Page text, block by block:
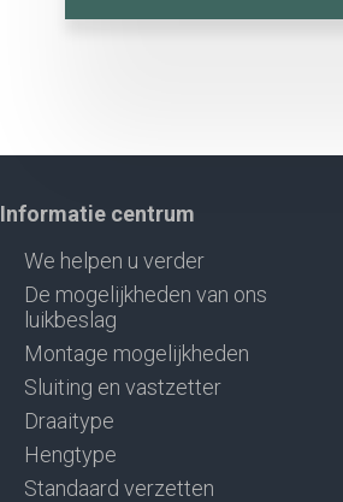
Informatie centrum
We helpen u verder
De mogelijkheden van ons
luikbeslag
Montage mogelijkheden
Sluiting en vastzetter
Draaitype
Hengtype
Standaard verzetten